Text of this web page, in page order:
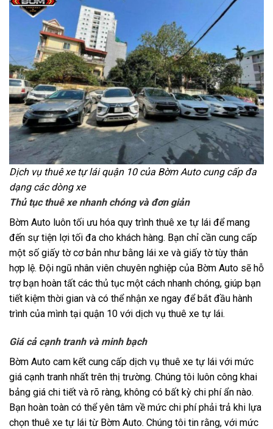
Dịch vụ thuê xe tự lái quận 10 của Bờm Auto cung cấp đa
dạng các dòng xe
Thủ tục thuê xe nhanh chóng và đơn giản
Bờm Auto luôn tối ưu hóa quy trình thuê xe tự lái để mang
đến sự tiện lợi tối đa cho khách hàng. Bạn chỉ cần cung cấp
một số giấy tờ cơ bản như bằng lái xe và giấy tờ tùy thân
hợp lệ. Đội ngũ nhân viên chuyên nghiệp của Bờm Auto sẽ hỗ
trợ bạn hoàn tất các thủ tục một cách nhanh chóng, giúp bạn
tiết kiệm thời gian và có thể nhận xe ngay để bắt đầu hành
trình của mình tại quận 10 với dịch vụ thuê xe tự lái.
Giá cả cạnh tranh và minh bạch
Bờm Auto cam kết cung cấp dịch vụ thuê xe tự lái với mức
giá cạnh tranh nhất trên thị trường. Chúng tôi luôn công khai
bảng giá chi tiết và rõ ràng, không có bất kỳ chi phí ẩn nào.
Bạn hoàn toàn có thể yên tâm về mức chi phí phải trả khi lựa
chọn thuê xe tự lái từ Bờm Auto. Chúng tôi tin rằng, với mức